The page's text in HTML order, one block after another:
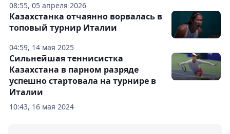
08:55, 05 апреля 2026
04:59, 14 мая 2025
Казахстанка отчаянно ворвалась в
топовый турнир Италии
10:43, 16 мая 2024
Сильнейшая теннисистка
Казахстана в парном разряде
успешно стартовала на турнире в
Италии